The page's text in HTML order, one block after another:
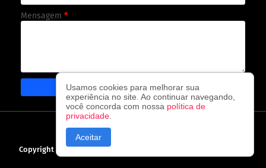
Mensagem *
CAPA CONTATO
Copyright © 2026O observador - A cada visita uma nova notícia!
Usamos cookies para melhorar sua
experiência no site. Ao continuar navegando,
você concorda com nossa política de
privacidade
Aceitar